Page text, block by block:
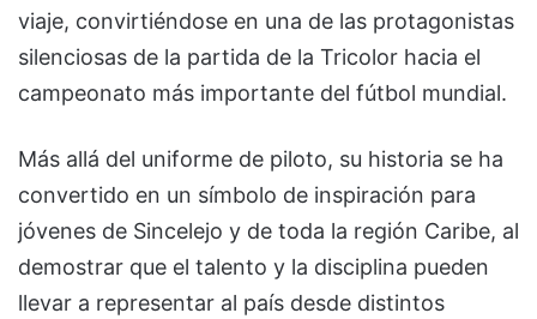
viaje, convirtiéndose en una de las protagonistas
silenciosas de la partida de la Tricolor hacia el
campeonato más importante del fútbol mundial.
Más allá del uniforme de piloto, su historia se ha
convertido en un símbolo de inspiración para
jóvenes de Sincelejo y de toda la región Caribe, al
demostrar que el talento y la disciplina pueden
llevar a representar al país desde distintos